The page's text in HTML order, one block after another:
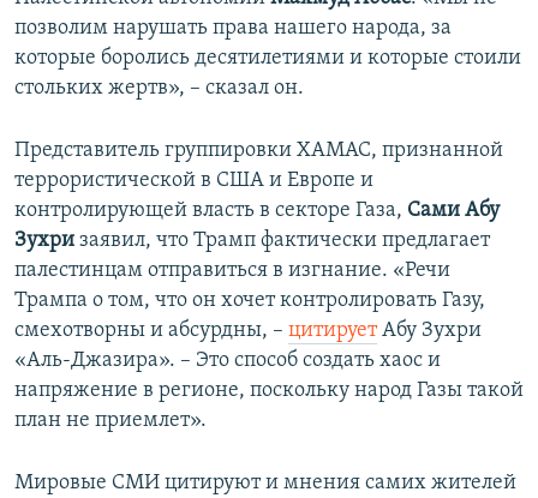
позволим нарушать права нашего народа, за
которые боролись десятилетиями и которые стоили
стольких жертв», – сказал он.
Представитель группировки ХАМАС, признанной
террористической в США и Европе и
контролирующей власть в секторе Газа, Сами Абу
Зухри заявил, что Трамп фактически предлагает
палестинцам отправиться в изгнание. «Речи
Трампа о том, что он хочет контролировать Газу,
смехотворны и абсурдны, – цитируетАбу Зухри
«Аль-Джазира». – Это способ создать хаос и
напряжение в регионе, поскольку народ Газы такой
план не приемлет».
Мировые СМИ цитируют и мнения самих жителей